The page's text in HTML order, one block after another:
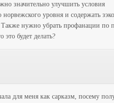
значительно улучшить условия
уровня и содержать
нужно убрать профанации по
будет делать?
для меня как сарказм, посему